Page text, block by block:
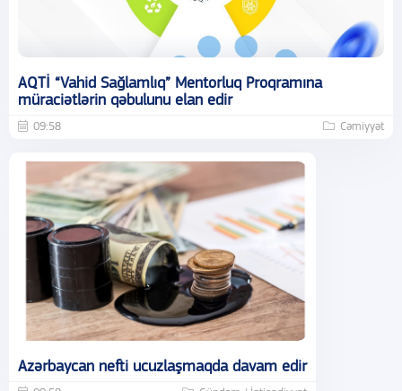
AQTİ “Vahid Sağlamlıq” Mentorluq Proqramına
müraciətlərin qəbulunu elan edir
09:58 Cəmiyyət
Azərbaycan nefti ucuzlaşmaqda davam edir